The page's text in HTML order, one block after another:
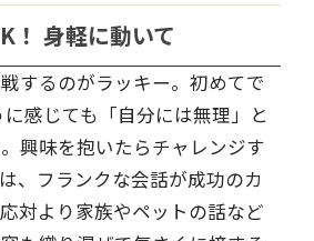
！ 身軽に動いて
するのがラッキー。初めてで
感じても「自分には無理」と
興味を抱いたらチャレンジす
、フランクな会話が成功のカ
対より家族やペットの話など